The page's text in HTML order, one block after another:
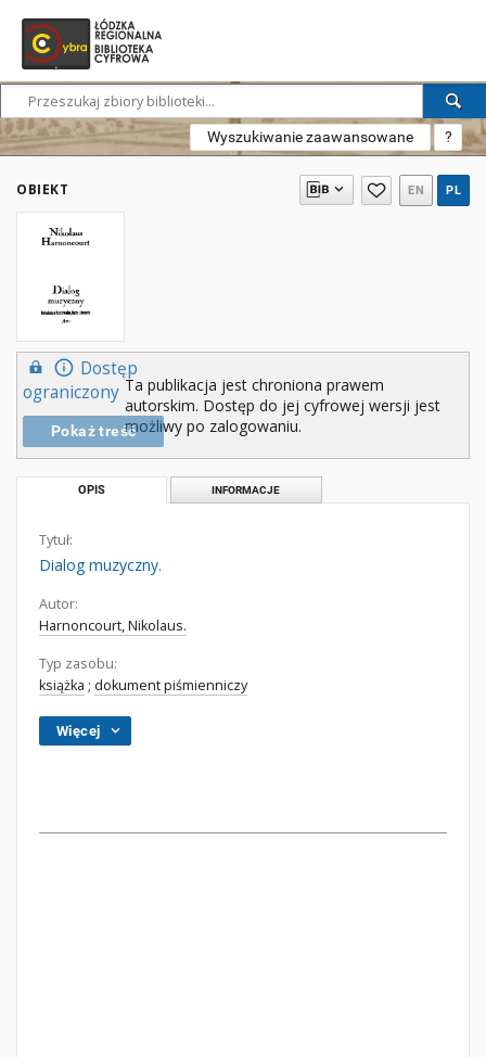
Wyszukiwanie zaawansowane ?
OBIEKT EN PL
Dostęp
ograniczony
Pokaż treść
Ta publikacja jest chroniona prawem
autorskim. Dostęp do jej cyfrowej wersji jest
możliwy po zalogowaniu.
OPIS INFORMACJE
Tytuł:
Dialog muzyczny.
Autor:
Harnoncourt, Nikolaus.
Typ zasobu:
książka ; dokument piśmienniczy
Więcej